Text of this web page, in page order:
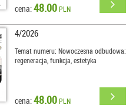
cena:48.00PLN
4/2026
Temat numeru: Nowoczesna odbudowa:
regeneracja, funkcja, estetyka
cena:48.00PLN